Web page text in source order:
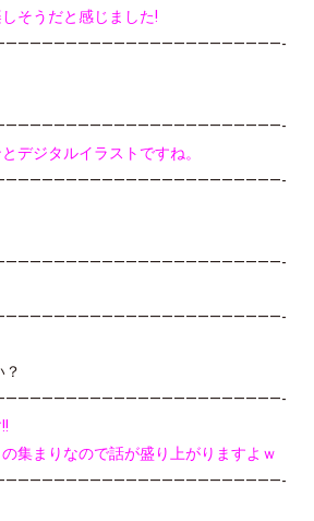
そうだと感じました!
デジタルイラストですね。
？
集まりなので話が盛り上がりますよｗ